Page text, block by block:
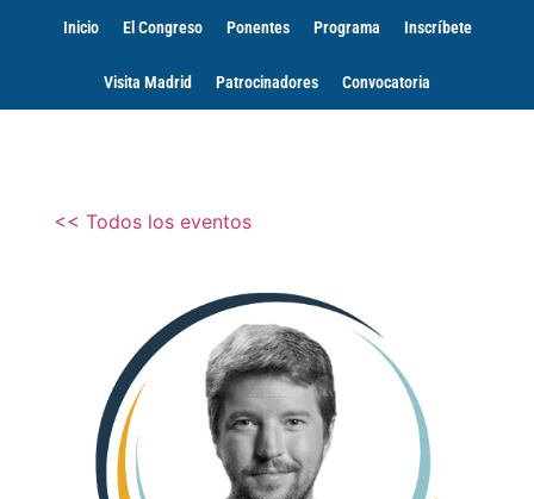
Inicio El Congreso Ponentes Programa Inscríbete
Visita Madrid Patrocinadores Convocatoria
<< Todos los eventos